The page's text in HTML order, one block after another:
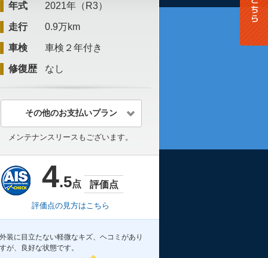
年式 2021年（R3）
走行 0.9万km
車検 車検２年付き
修復歴 なし
その他のお支払いプラン
メンテナンスリースもございます。
4.5点 評価点
評価点の見方はこちら
装に目立たない軽微なキズ、ヘコミがあり
が、良好な状態です。